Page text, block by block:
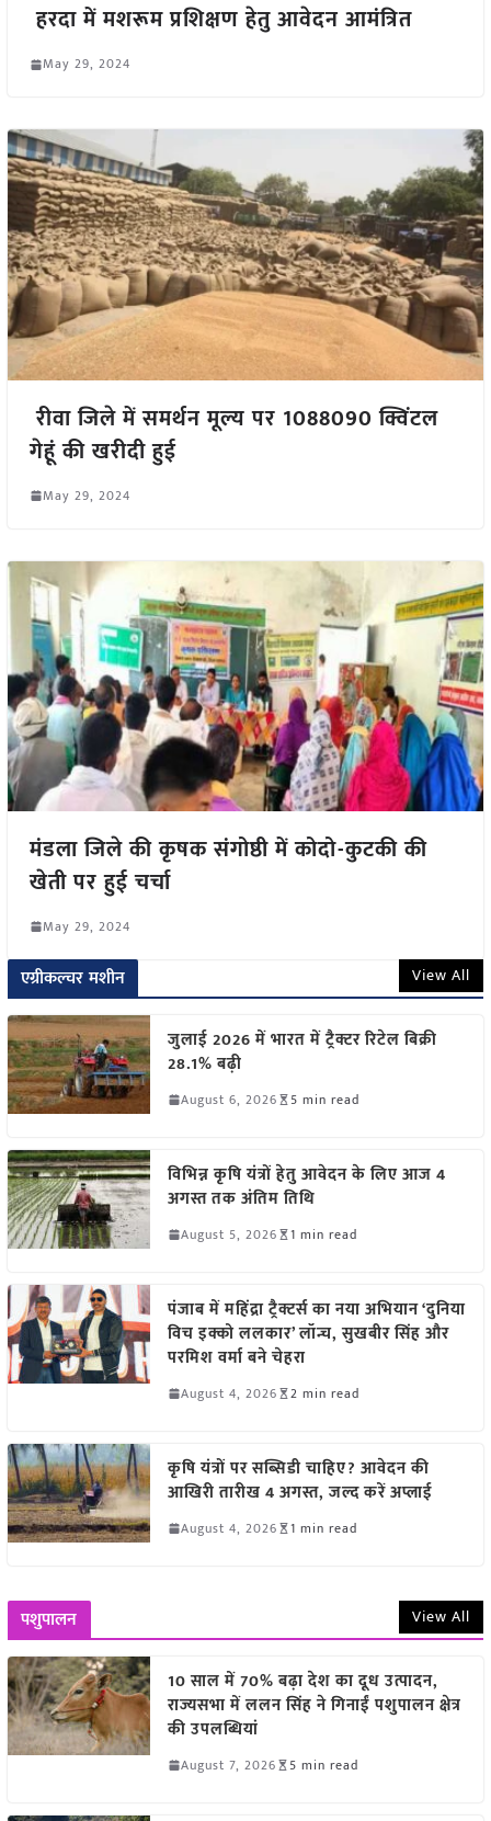
हरदा में मशरूम प्रशिक्षण हेतु आवेदन आमंत्रित
May 29, 2024
रीवा जिले में समर्थन मूल्य पर 1088090 क्विंटल
गेहूं की खरीदी हुई
May 29, 2024
मंडला जिले की कृषक संगोष्ठी में कोदो-कुटकी की
खेती पर हुई चर्चा
May 29, 2024
एग्रीकल्चर मशीन View All
जुलाई 2026 में भारत में ट्रैक्टर रिटेल बिक्री
28.1% बढ़ी
August 6, 2026 5 min read
विभिन्न कृषि यंत्रों हेतु आवेदन के लिए आज 4
अगस्त तक अंतिम तिथि
August 5, 2026 1 min read
पंजाब में महिंद्रा ट्रैक्टर्स का नया अभियान ‘दुनिया
विच इक्को ललकार’ लॉन्च, सुखबीर सिंह और
परमिश वर्मा बने चेहरा
August 4, 2026 2 min read
कृषि यंत्रों पर सब्सिडी चाहिए? आवेदन की
आखिरी तारीख 4 अगस्त, जल्द करें अप्लाई
August 4, 2026 1 min read
पशुपालन View All
10 साल में 70% बढ़ा देश का दूध उत्पादन,
राज्यसभा में ललन सिंह ने गिनाईं पशुपालन क्षेत्र
की उपलब्धियां
August 7, 2026 5 min read